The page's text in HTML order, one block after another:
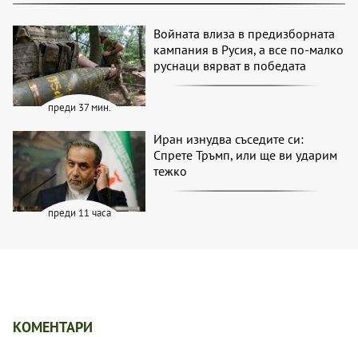
преди 37 мин.
Войната влиза в предизборната
кампания в Русия, а все по-малко
руснаци вярват в победата
преди 11 часа
Иран изнудва съседите си:
Спрете Тръмп, или ще ви ударим
тежко
КОМЕНТАРИ